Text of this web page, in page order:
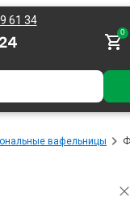
61 34
0
вафельницы